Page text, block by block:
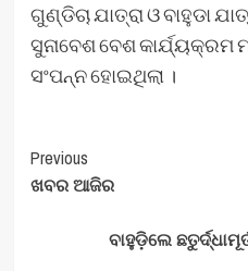
ଗୁଣ୍ଡିଚା ଯାତ୍ରା ଓ ବାହୁଡା
ସୁନାବେଶ ବେଶ କାର୍ଯ୍ୟକ୍ରମ
ସଂପନ୍ନ ହୋଇଥିଲା ।
Post
Navigation
Previous
ଖବର ଆଜିର
ବାହୁଡ଼ିଲେ